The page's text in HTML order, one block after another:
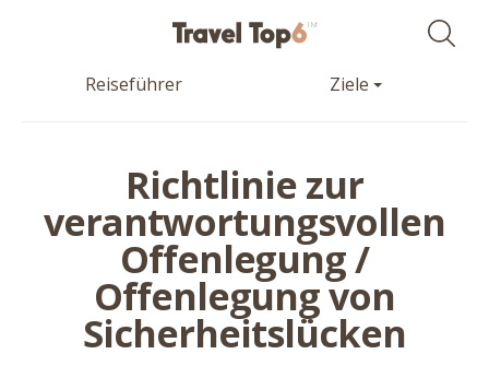
Reiseführer Ziele
Richtlinie zur
verantwortungsvollen
Offenlegung /
Offenlegung von
Sicherheitslücken